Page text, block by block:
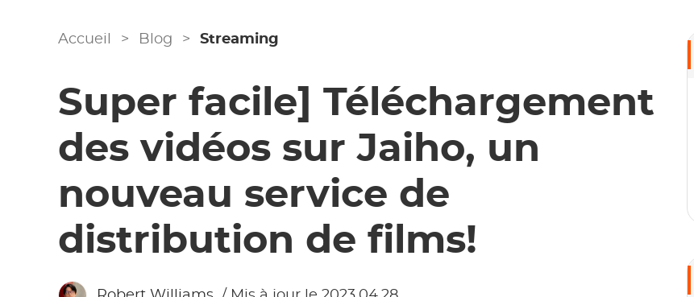
Accueil > Blog > Streaming
Super facile] Téléchargement
des vidéos sur Jaiho, un
nouveau service de
distribution de films!